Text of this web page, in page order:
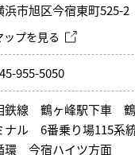
浜市旭区今宿東町525-2
ップを見る
955-5050
鉄線 鶴ヶ峰駅下車 鶴
ナル 6番乗り場115系
環 今宿ハイツ方面